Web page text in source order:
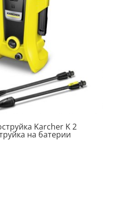
Karcher K 2
на батерии